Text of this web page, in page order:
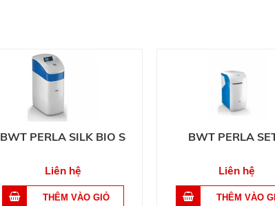
BWT PERLA SILK BIO S
Liên hệ
BWT PERLA
Liên hệ